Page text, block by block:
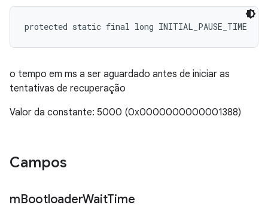
protected static final long INITIAL_PAUSE_TIME
o tempo em ms a ser aguardado antes de iniciar as
tentativas de recuperação
Valor da constante: 5000 (0x0000000000001388)
Campos
mBootloaderWaitTime